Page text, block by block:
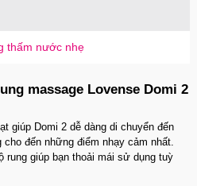
17 Clear Case trong
Clear Case
TPU Space trong
thấm nước nhẹ
massage Lovense Domi 2
giúp Domi 2 dễ dàng di chuyển đến
đến những điểm nhạy cảm nhất.
giúp bạn thoải mái sử dụng tuỳ